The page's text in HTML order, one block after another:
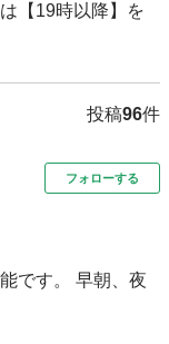
【19時以降】を
投稿96件
フォローする
です。 早朝、夜